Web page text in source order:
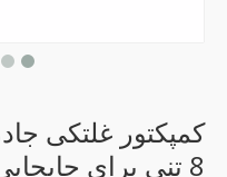
کمپکتور غلتکی
8 تنی برای جابجایی زمین